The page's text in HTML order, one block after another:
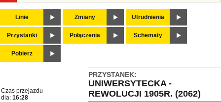
Linie Zmiany Utrudnienia
Przystanki Połączenia Schematy
Pobierz
PRZYSTANEK:
UNIWERSYTECKA -
REWOLUCJI 1905R. (2062)
Czas przejazdu
dla: 16:28